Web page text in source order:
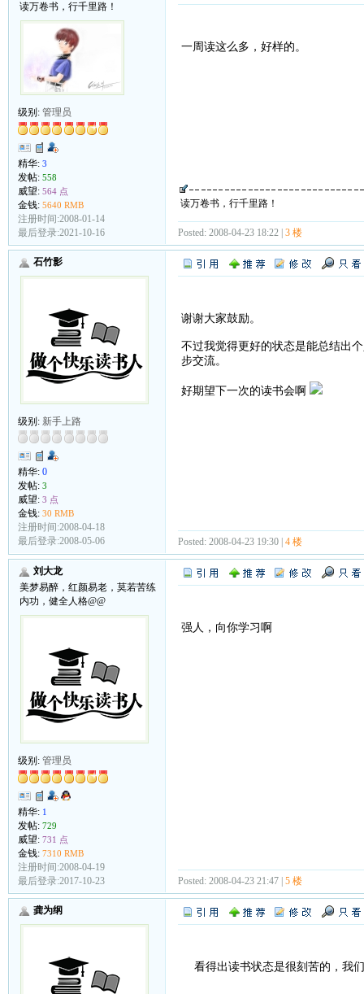
读万卷书，行千里路！
级别: 管理员
精华: 3
发帖: 558
威望: 564 点
金钱: 5640 RMB
注册时间:2008-01-14
最后登录:2021-10-16
一周读这么多，好样的。
读万卷书，行千里路！
Posted: 2008-04-23 18:22 | 3 楼
石竹影
级别: 新手上路
精华: 0
发帖: 3
威望: 3 点
金钱: 30 RMB
注册时间:2008-04-18
最后登录:2008-05-06
谢谢大家鼓励。
不过我觉得更好的状态是能总结出
步交流。
好期望下一次的读书会啊
Posted: 2008-04-23 19:30 | 4 楼
刘大龙
美梦易醉，红颜易老，莫若苦练
内功，健全人格@@
级别: 管理员
精华: 1
发帖: 729
威望: 731 点
金钱: 7310 RMB
注册时间:2008-04-19
最后登录:2017-10-23
强人，向你学习啊
Posted: 2008-04-23 21:47 | 5 楼
龚为纲
看得出读书状态是很刻苦的，我